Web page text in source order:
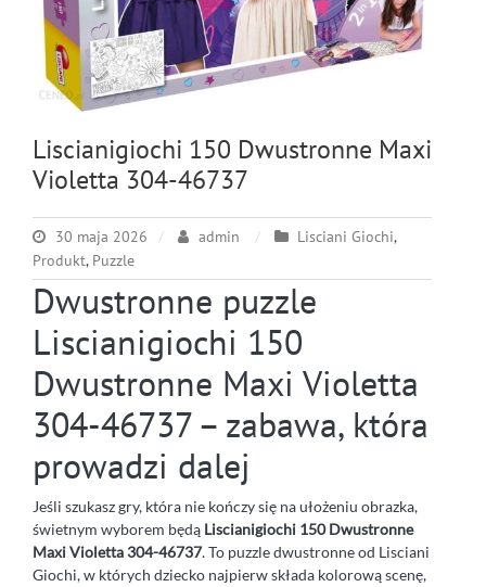
Liscianigiochi 150 Dwustronne Maxi
Violetta 304-46737
30 maja 2026 admin Lisciani Giochi,
Produkt, Puzzle
Dwustronne puzzle
Liscianigiochi 150
Dwustronne Maxi Violetta
304-46737 – zabawa, która
prowadzi dalej
Jeśli szukasz gry, która nie kończy się na ułożeniu obrazka,
świetnym wyborem będą Liscianigiochi 150 Dwustronne
Maxi Violetta 304-46737. To puzzle dwustronne od Lisciani
Giochi, w których dziecko najpierw składa kolorową scenę,